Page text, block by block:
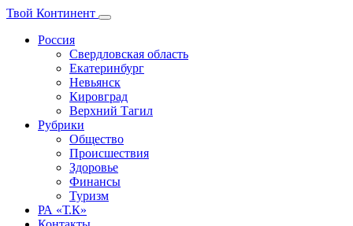
Твой Континент
Россия
Свердловская область
Екатеринбург
Невьянск
Кировград
Верхний Тагил
Рубрики
Общество
Происшествия
Здоровье
Финансы
Туризм
РА «Т.К»